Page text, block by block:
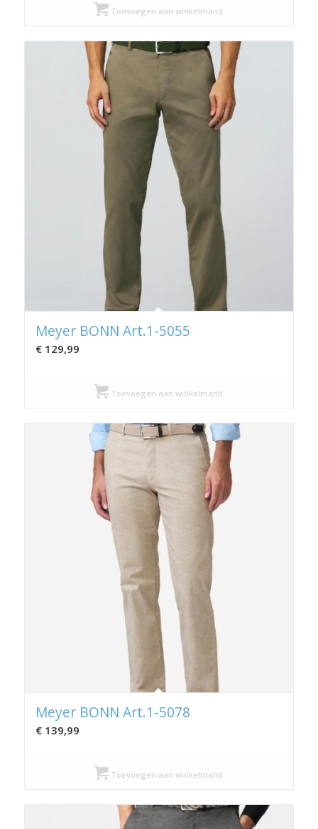
Toevoegen aan winkelmand
Meyer BONN Art.1-5055
€129,99
Toevoegen aan winkelmand
Meyer BONN Art.1-5078
€139,99
Toevoegen aan winkelmand